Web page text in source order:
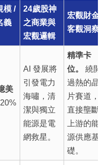
模 /
義
24歲股神
之商業與
宏觀邏輯
宏觀財金
客觀洞察
美
AI 發展將
引發電力
海嘯，清
潔與獨立
能源是電
網救星。
精準卡
位。
繞開
過熱的晶
片賽道，
直接壟斷
上游的能
源供應基
礎。